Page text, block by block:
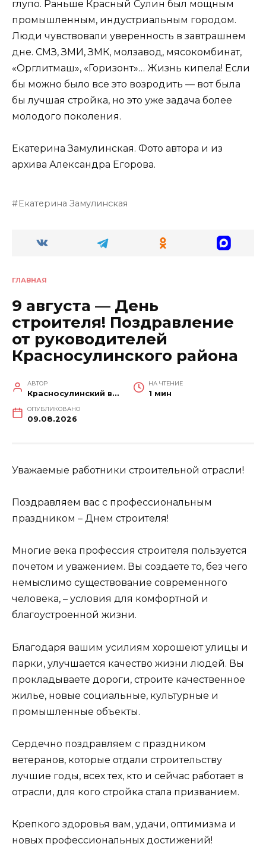
глупо. Раньше Красный Сулин был мощным
промышленным, индустриальным городом.
Люди чувствовали уверенность в завтрашнем
дне. СМЗ, ЗМИ, ЗМК, молзавод, мясокомбинат,
«Орглитмаш», «Горизонт»… Жизнь кипела! Если
бы можно было все это возродить — вот была
бы лучшая стройка, но это уже задача более
молодого поколения.
Екатерина Замулинская. Фото автора и из
архива Александра Егорова.
Екатерина Замулинская
ГЛАВНАЯ
9 августа — День
строителя! Поздравление
от руководителей
Красносулинского района
АВТОР
Красносулинский вестник
НА ЧТЕНИЕ
1 мин
ОПУБЛИКОВАНО
09.08.2026
Уважаемые работники строительной отрасли!
Поздравляем вас с профессиональным
праздником – Днем строителя!
Многие века профессия строителя пользуется
почетом и уважением. Вы создаете то, без чего
немыслимо существование современного
человека, – условия для комфортной и
благоустроенной жизни.
Благодаря вашим усилиям хорошеют улицы и
парки, улучшается качество жизни людей. Вы
прокладываете дороги, строите качественное
жилье, новые социальные, культурные и
промышленные объекты.
Сердечно поздравляем с праздником
ветеранов, которые отдали строительству
лучшие годы, всех тех, кто и сейчас работает в
отрасли, для кого стройка стала призванием.
Крепкого здоровья вам, удачи, оптимизма и
новых профессиональных достижений!